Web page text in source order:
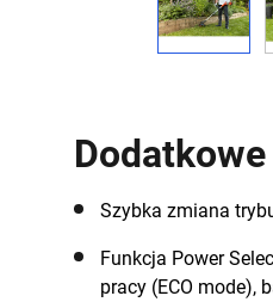
Szybka zmiana
Funkcja Power
pracy (ECO mode),